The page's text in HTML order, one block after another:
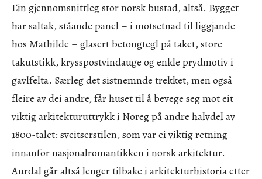
Ein gjennomsnittleg stor norsk bustad, altså. Bygget
har saltak, ståande panel – i motsetnad til liggjande
hos Mathilde – glasert betongtegl på taket, store
takutstikk, krysspostvindauge og enkle prydmotiv i
gavlfelta. Særleg det sistnemnde trekket, men også
fleire av dei andre, får huset til å bevege seg mot eit
viktig arkitekturuttrykk i Noreg på andre halvdel av
1800-talet: sveitserstilen, som var ei viktig retning
innanfor nasjonalromantikken i norsk arkitektur.
Aurdal går altså lenger tilbake i arkitekturhistoria etter